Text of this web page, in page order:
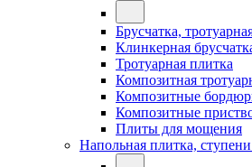
Брусчатка,
Клинкерная
Тротуарная плитка
Композитная
Композитные
Композитные
Плиты для мощения
Напольная плитка, ступени